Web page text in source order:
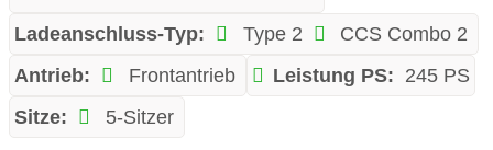
Ladeanschluss-Typ:
Type 2
CCS Combo 2
Antrieb:
Frontantrieb Leistung PS: 245 PS
Sitze:
5-Sitzer